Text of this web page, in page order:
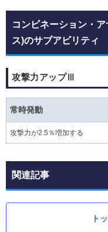
コンビネーション・
ス)のサブアビリティ
攻撃力アップⅢ
常時発動
攻撃力が2.5％増加する
関連記事
ト